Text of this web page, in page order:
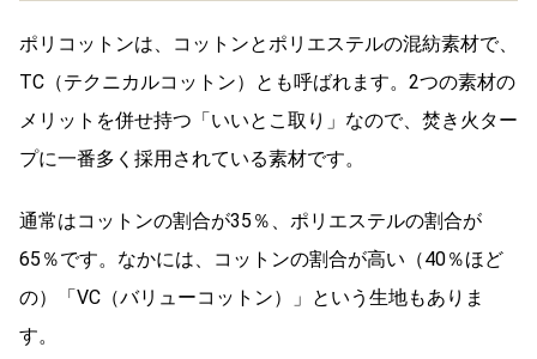
ポリコットンは、コットンとポリエステルの混紡素材で、
TC（テクニカルコットン）とも呼ばれます。2つの素材の
メリットを併せ持つ「いいとこ取り」なので、焚き火ター
プに一番多く採用されている素材です。
通常はコットンの割合が35％、ポリエステルの割合が
65％です。なかには、コットンの割合が高い（40％ほど
の）「VC（バリューコットン）」という生地もありま
す。